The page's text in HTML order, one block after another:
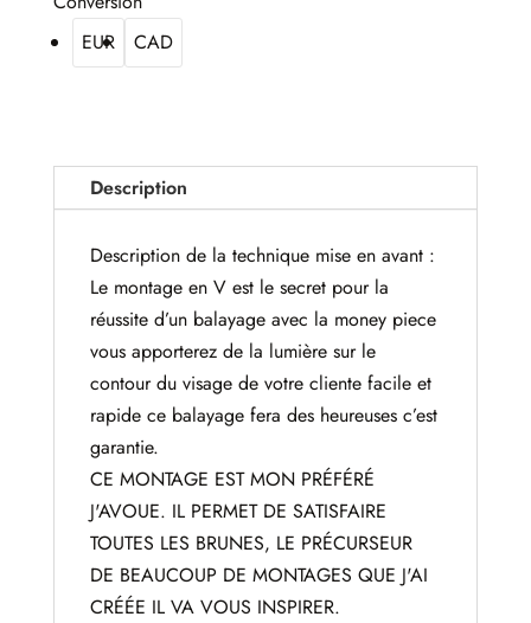
EUR
CAD
Description
Description de la technique mise en avant :
Le montage en V est le secret pour la
réussite d’un balayage avec la money piece
vous apporterez de la lumière sur le
contour du visage de votre cliente facile et
rapide ce balayage fera des heureuses c’est
garantie.
CE MONTAGE EST MON PRÉFÉRÉ
J'AVOUE. IL PERMET DE SATISFAIRE
TOUTES LES BRUNES, LE PRÉCURSEUR
DE BEAUCOUP DE MONTAGES QUE J'AI
CRÉÉE IL VA VOUS INSPIRER.